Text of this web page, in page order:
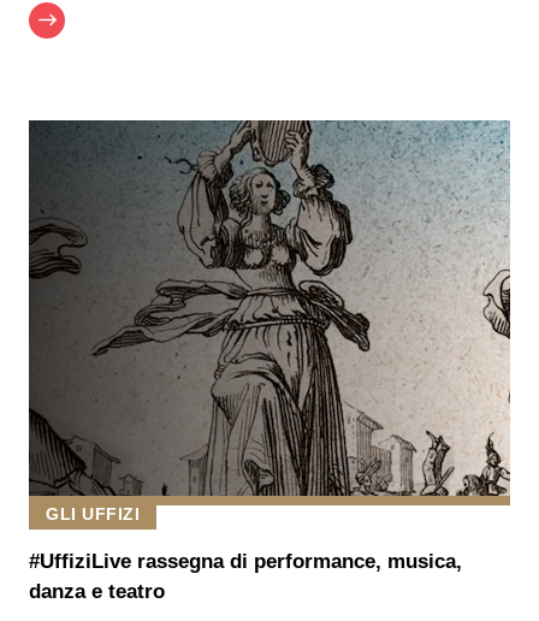
GLI UFFIZI
#UffiziLive rassegna di performance, musica,
danza e teatro